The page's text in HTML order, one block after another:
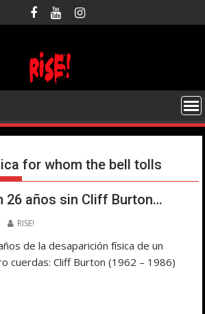
for whom the bell tolls
26 años sin Cliff Burton…
RISE!
de la desaparición física de un
cuerdas: Cliff Burton (1962 – 1986)